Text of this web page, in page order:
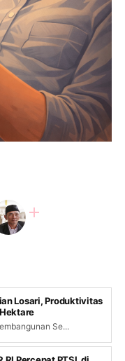
Losari, Produktivitas
Se...